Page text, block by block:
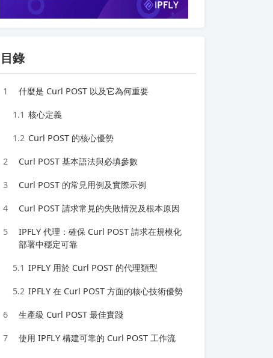
目錄
1 什麼是 Curl POST 以及它為何重要
1.1 核心定義
1.2 Curl POST 的核心優勢
2 Curl POST 基本語法與必填參數
3 Curl POST 的常見用例及實際示例
4 Curl POST 請求常見的失敗情況及根本原因
5
IPFLY 代理：確保 Curl POST 請求在規模化
部署中穩定可靠
5.1 IPFLY 用於 Curl POST 的代理類型
5.2 IPFLY 在 Curl POST 方面的核心技術優勢
6 生產級 Curl POST 最佳實踐
7 使用 IPFLY 構建可靠的 Curl POST 工作流